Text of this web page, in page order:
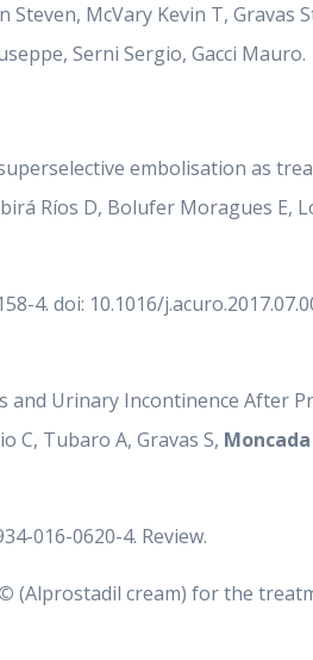
McVary Kevin T, Gravas
Serni Sergio, Gacci Mauro.
embolisation as
Ríos D, Bolufer Moragues E,
4. doi: 10.1016/
and Urinary Incontinence After
C, Tubaro A, Gravas S,
016-0620-4. Review.
© (Alprostadil cream) for the